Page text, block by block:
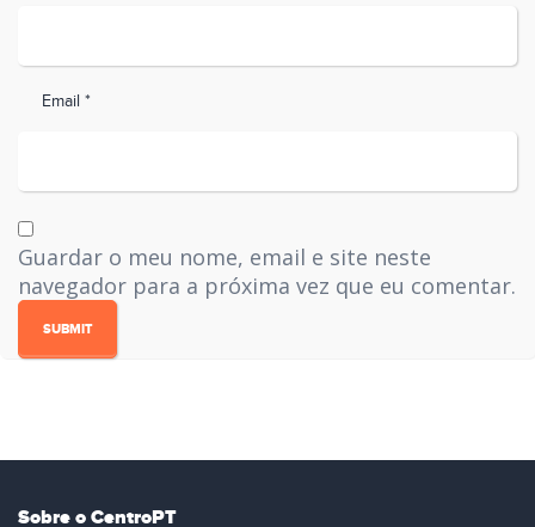
Email *
Guardar o meu nome, email e site neste
navegador para a próxima vez que eu comentar.
Sobre o CentroPT